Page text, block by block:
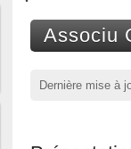
Associu
Dernière mise à